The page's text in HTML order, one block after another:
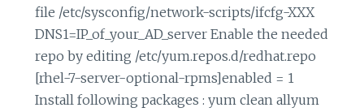
file /etc/sysconfig/network-scripts/ifcfg-XXX
DNS1=IP_of_your_AD_server Enable the needed
repo by editing /etc/yum.repos.d/redhat.repo
[rhel-7-server-optional-rpms]enabled = 1
Install following packages : yum clean allyum